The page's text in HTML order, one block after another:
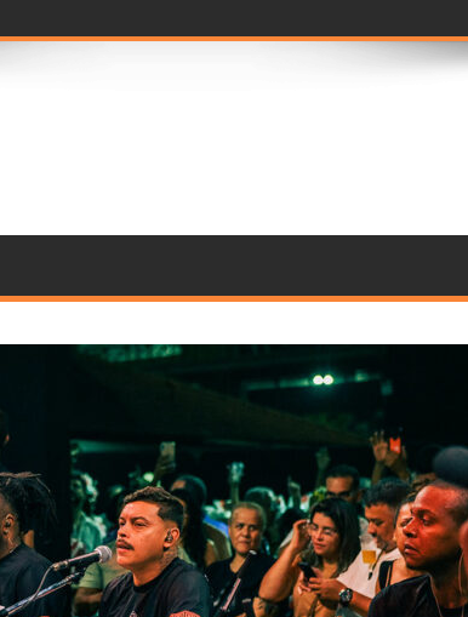
par